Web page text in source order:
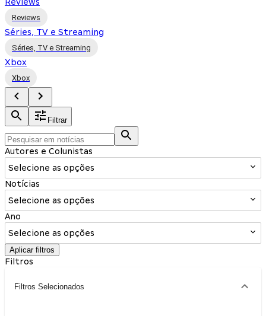
Reviews
Séries, TV e Streaming
Séries, TV e Streaming
Xbox
Xbox
Filtrar
Autores e Colunistas
Selecione as opções
Notícias
Selecione as opções
Ano
Selecione as opções
Aplicar filtros
Filtros
Filtros Selecionados